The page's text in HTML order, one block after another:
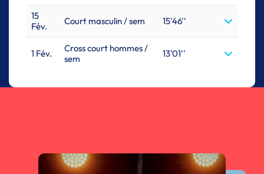
15
Fév.
Court masculin / sem 15'46''
1 Fév.
Cross court hommes /
sem
13'01''